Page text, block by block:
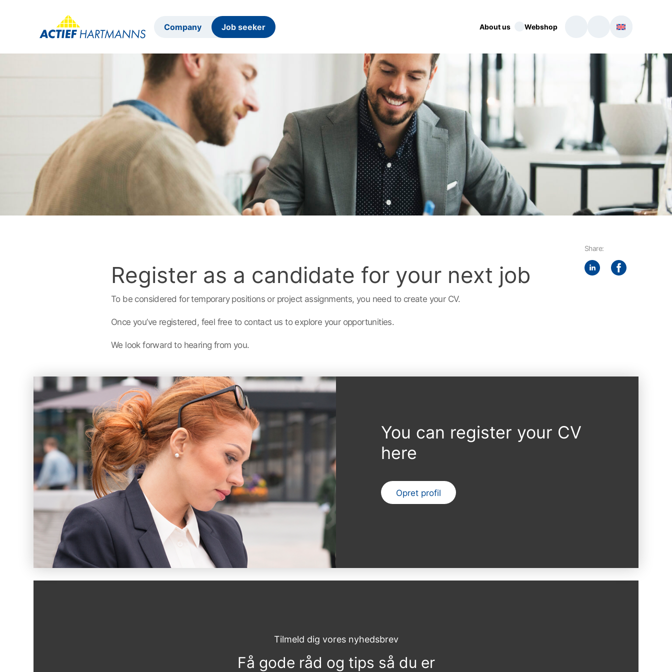
Company Job seeker About us Webshop
Register as a candidate for your next job
To be considered for temporary positions or project assignments, you need to create your CV.
Once you’ve registered, feel free to contact us to explore your opportunities.
We look forward to hearing from you.
Share:
You can register your CV
here
Opret profil
Tilmeld dig vores nyhedsbrev
Få gode råd og tips så du er